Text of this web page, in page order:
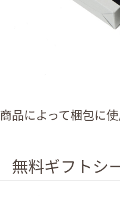
商品によって梱包に
無料ギフトシ